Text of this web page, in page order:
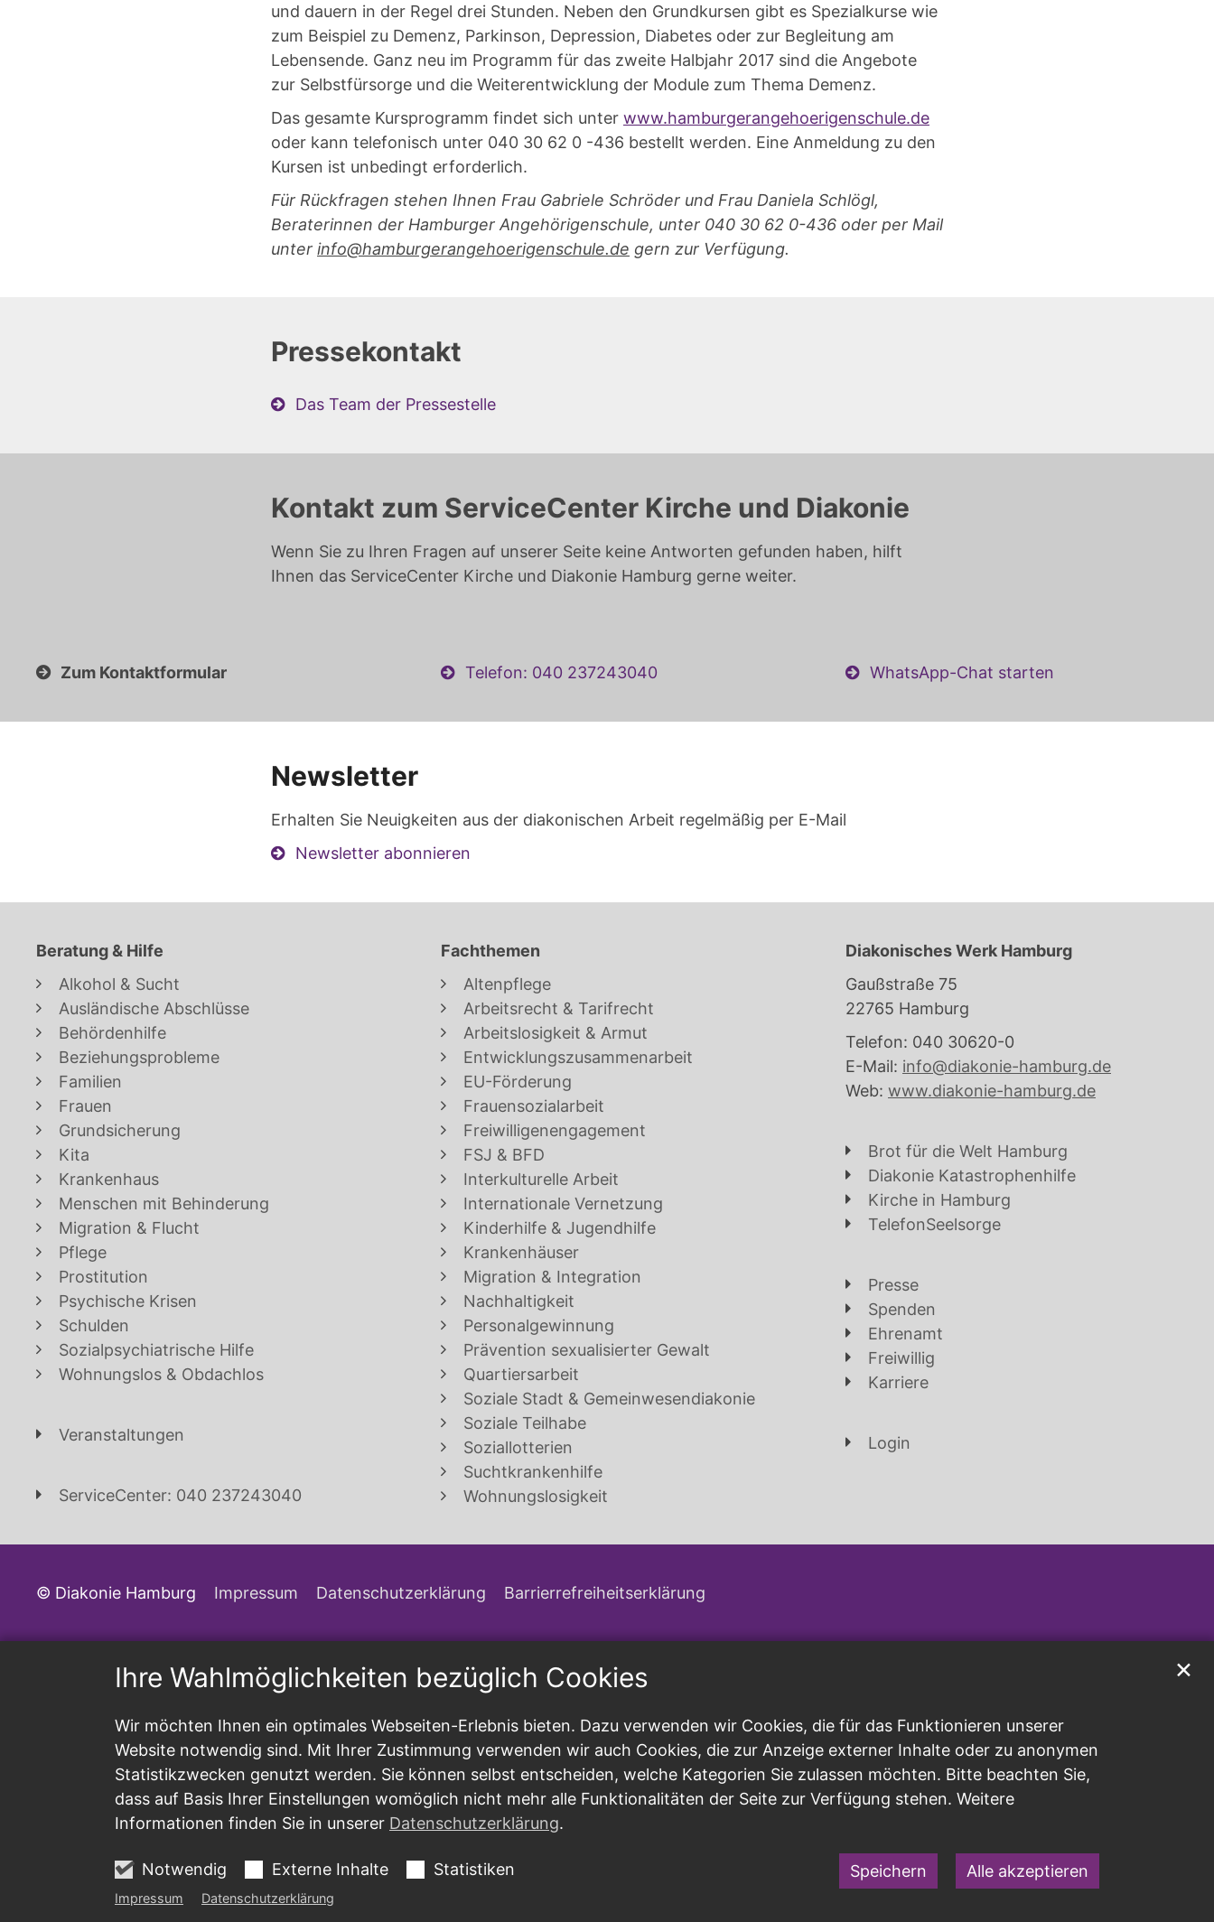
Ihre Wahlmöglichkeiten bezüglich Cookies
Wir möchten Ihnen ein optimales Webseiten-Erlebnis bieten. Dazu verwenden wir Cookies, die für das Funktionieren unserer
Website notwendig sind. Mit Ihrer Zustimmung verwenden wir auch Cookies, die zur Anzeige externer Inhalte oder zu anonymen
Statistikzwecken genutzt werden. Sie können selbst entscheiden, welche Kategorien Sie zulassen möchten. Bitte beachten Sie,
dass auf Basis Ihrer Einstellungen womöglich nicht mehr alle Funktionalitäten der Seite zur Verfügung stehen. Weitere
Informationen finden Sie in unserer Datenschutzerklärung.
Notwendig Externe Inhalte Statistiken Speichern Alle akzeptieren
✕
Impressum Datenschutzerklärung
und dauern in der Regel drei Stunden. Neben den Grundkursen gibt es Spezialkurse wie
zum Beispiel zu Demenz, Parkinson, Depression, Diabetes oder zur Begleitung am
Lebensende. Ganz neu im Programm für das zweite Halbjahr 2017 sind die Angebote
zur Selbstfürsorge und die Weiterentwicklung der Module zum Thema Demenz.
Das gesamte Kursprogramm findet sich unter www.hamburgerangehoerigenschule.de
oder kann telefonisch unter 040 30 62 0 -436 bestellt werden. Eine Anmeldung zu den
Kursen ist unbedingt erforderlich.
Für Rückfragen stehen Ihnen Frau Gabriele Schröder und Frau Daniela Schlögl,
Beraterinnen der Hamburger Angehörigenschule, unter 040 30 62 0-436 oder per Mail
unter info@hamburgerangehoerigenschule.de gern zur Verfügung.
Pressekontakt
Das Team der Pressestelle
Kontakt zum ServiceCenter Kirche und Diakonie
Wenn Sie zu Ihren Fragen auf unserer Seite keine Antworten gefunden haben, hilft
Ihnen das ServiceCenter Kirche und Diakonie Hamburg gerne weiter.
Zum Kontaktformular Telefon: 040 237243040 WhatsApp-Chat starten
Newsletter
Erhalten Sie Neuigkeiten aus der diakonischen Arbeit regelmäßig per E-Mail
Newsletter abonnieren
Beratung & Hilfe
Alkohol & Sucht
Ausländische Abschlüsse
Behördenhilfe
Beziehungsprobleme
Familien
Frauen
Grundsicherung
Kita
Krankenhaus
Menschen mit Behinderung
Migration & Flucht
Pflege
Prostitution
Psychische Krisen
Schulden
Sozialpsychiatrische Hilfe
Wohnungslos & Obdachlos
Veranstaltungen
ServiceCenter: 040 237243040
Fachthemen
Altenpflege
Arbeitsrecht & Tarifrecht
Arbeitslosigkeit & Armut
Entwicklungszusammenarbeit
EU-Förderung
Frauensozialarbeit
Freiwilligenengagement
FSJ & BFD
Interkulturelle Arbeit
Internationale Vernetzung
Kinderhilfe & Jugendhilfe
Krankenhäuser
Migration & Integration
Nachhaltigkeit
Personalgewinnung
Prävention sexualisierter Gewalt
Quartiersarbeit
Soziale Stadt & Gemeinwesendiakonie
Soziale Teilhabe
Soziallotterien
Suchtkrankenhilfe
Wohnungslosigkeit
Diakonisches Werk Hamburg
Gaußstraße 75
22765 Hamburg
Telefon: 040 30620-0
E-Mail: info@diakonie-hamburg.de
Web: www.diakonie-hamburg.de
Brot für die Welt Hamburg
Diakonie Katastrophenhilfe
Kirche in Hamburg
TelefonSeelsorge
Presse
Spenden
Ehrenamt
Freiwillig
Karriere
Login
© Diakonie Hamburg Impressum Datenschutzerklärung Barrierrefreiheitserklärung